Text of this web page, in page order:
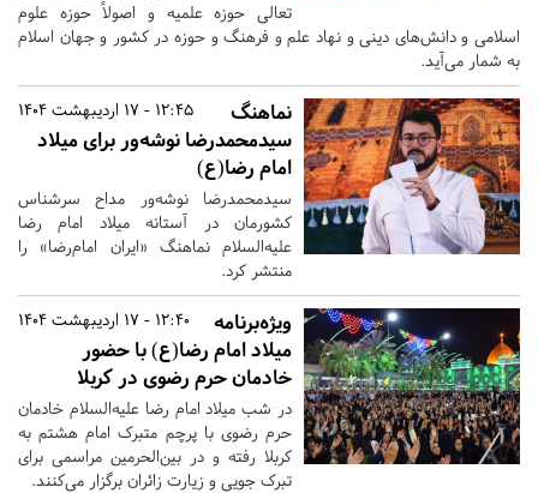
تعالی حوزه علمیه و اصولاً حوزه علوم
اسلامی و دانش‌های دینی و نهاد علم و فرهنگ و حوزه در کشور و جهان اسلام
به شمار می‌آید.
12:45 - 17 اردیبهشت 1404
نماهنگ
سیدمحمدرضا نوشه‌ور برای میلاد
امام رضا(ع)
سیدمحمدرضا نوشه‌ور مداح سرشناس
کشورمان در آستانه میلاد امام رضا
علیه‌السلام نماهنگ «ایران امام‌رضا» را
منتشر کرد.
12:40 - 17 اردیبهشت 1404
ویژه‌برنامه‌
میلاد امام رضا(ع) با حضور
خادمان حرم رضوی در کربلا
در شب میلاد امام رضا علیه‌السلام خادمان
حرم رضوی با پرچم متبرک امام هشتم به
کربلا رفته و در بین‌الحرمین مراسمی برای
تبرک جویی و زیارت زائران برگزار می‌کنند.